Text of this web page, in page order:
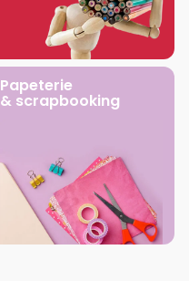
Papeterie
& scrapbooking